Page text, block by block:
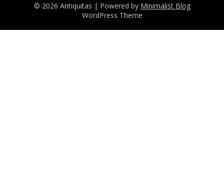
© 2026 Antiquitas | Powered by Minimalist Blog
WordPress Theme